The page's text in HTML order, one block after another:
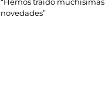
novedades”